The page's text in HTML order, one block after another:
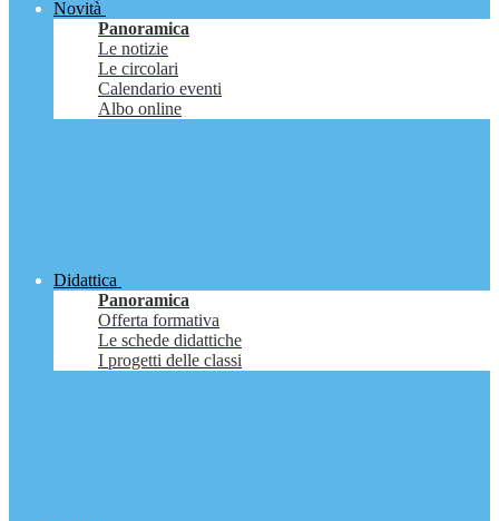
Novità
Panoramica
Le notizie
Le circolari
Calendario eventi
Albo online
Didattica
Panoramica
Offerta formativa
Le schede didattiche
I progetti delle classi